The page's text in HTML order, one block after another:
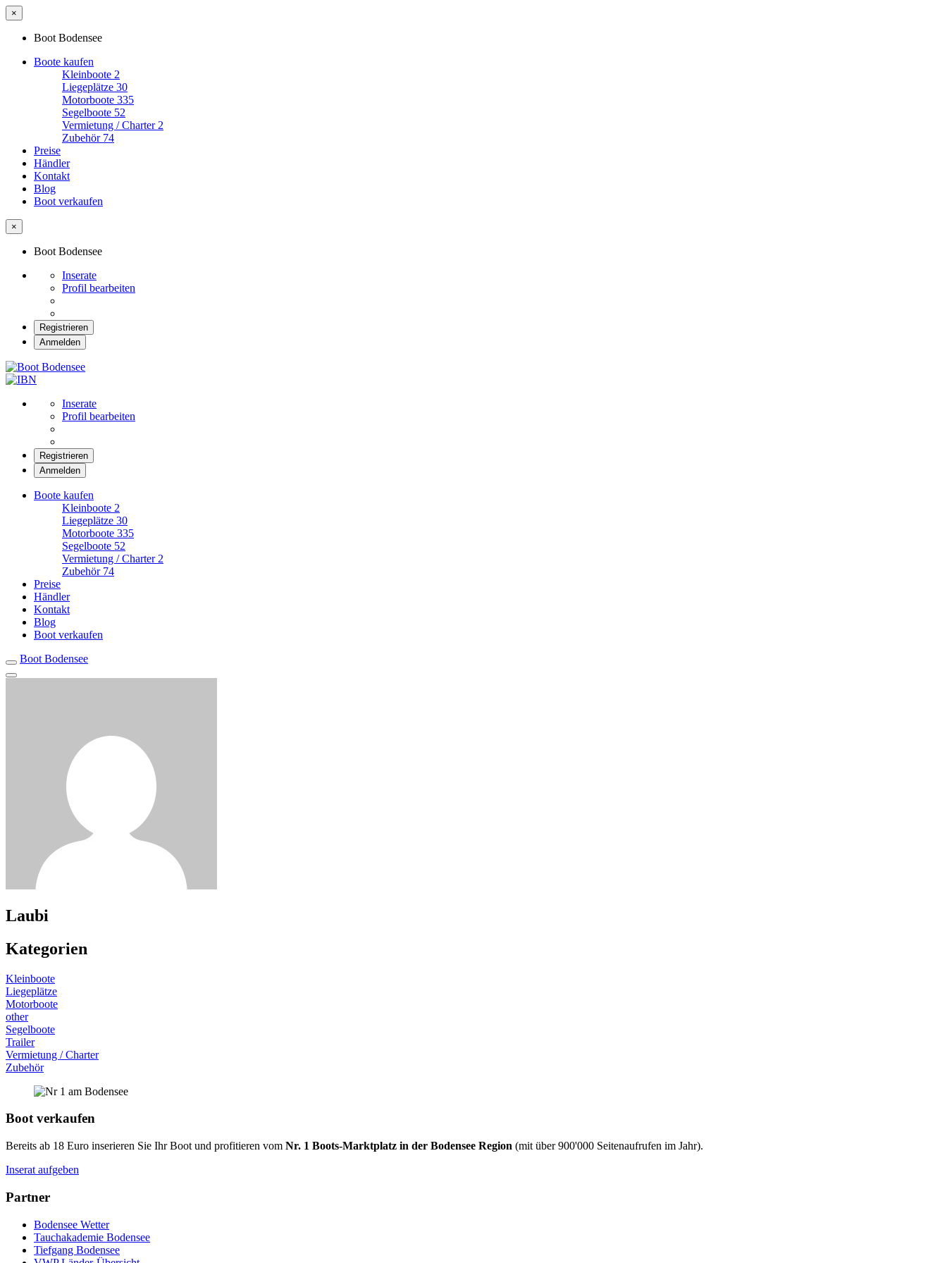
×
Boot Bodensee
Boote kaufen
Kleinboote 2
Liegeplätze 30
Motorboote 335
Segelboote 52
Vermietung / Charter 2
Zubehör 74
Preise
Händler
Kontakt
Blog
Boot verkaufen
×
Boot Bodensee
Inserate
Profil bearbeiten
Registrieren
Anmelden
Inserate
Profil bearbeiten
Registrieren
Anmelden
Boote kaufen
Kleinboote 2
Liegeplätze 30
Motorboote 335
Segelboote 52
Vermietung / Charter 2
Zubehör 74
Preise
Händler
Kontakt
Blog
Boot verkaufen
Boot Bodensee
Laubi
Kategorien
Kleinboote
Liegeplätze
Motorboote
other
Segelboote
Trailer
Vermietung / Charter
Zubehör
Boot verkaufen
Bereits ab 18 Euro inserieren Sie Ihr Boot und profitieren vom Nr. 1 Boots-Marktplatz in der Bodensee Region (mit über 900'000 Seitenaufrufen im Jahr).
Inserat aufgeben
Partner
Bodensee Wetter
Tauchakademie Bodensee
Tiefgang Bodensee